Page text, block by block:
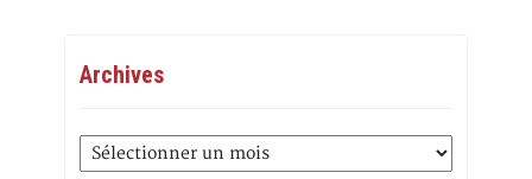
Archives
Archives